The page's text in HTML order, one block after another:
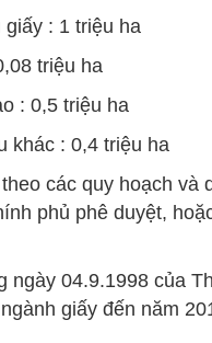
: 1 triệu ha
triệu ha
: 0,5 triệu ha
khác : 0,4 triệu ha
các quy hoạch và
phủ phê duyệt,
ngày 04.9.1998 của
giấy đến năm